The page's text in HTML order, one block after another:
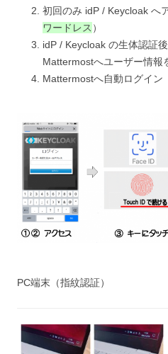
初回のみ idP / Keycloak へ
ワードレス ）
idP / Keycloak の生体認証
Mattermostへユーザー情報
Mattermostへ自動ログイン
PC端末（指紋認証）